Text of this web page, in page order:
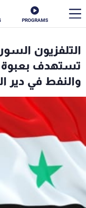
PROGRAMS
التلفزيون
تستهدف بعبوة
والنفط في دير
الأخبار
سياسة
إقتصاد
منوعات
كأس العالم
البرامج